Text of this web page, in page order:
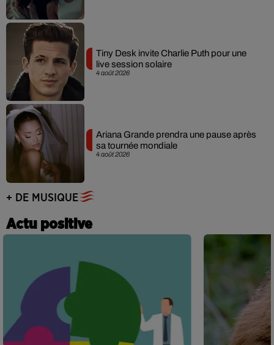
4 août 2026
Tiny Desk invite Charlie Puth pour une
live session solaire
4 août 2026
Ariana Grande prendra une pause après
sa tournée mondiale
+ DE MUSIQUE
Actu positive